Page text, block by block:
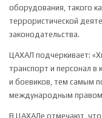
оборудования, такого
террористической
законодательства.
ЦАХАЛ подчеркивает:
транспорт и персонал в
и боевиков, тем самым
международным правом
В ЦАХАЛе отмечают, что